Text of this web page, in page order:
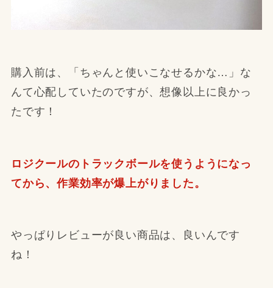
購入前は、「ちゃんと使いこなせるかな…」な
んて心配していたのですが、想像以上に良かっ
たです！
ロジクールのトラックボールを使うようになっ
てから、作業効率が爆上がりました。
やっぱりレビューが良い商品は、良いんです
ね！